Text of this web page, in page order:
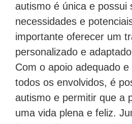
autismo é única e possui
necessidades e
importante oferecer um
personalizado e
Com o apoio adequado
todos os envolvidos, é
autismo e permitir que a
uma vida plena e feliz.